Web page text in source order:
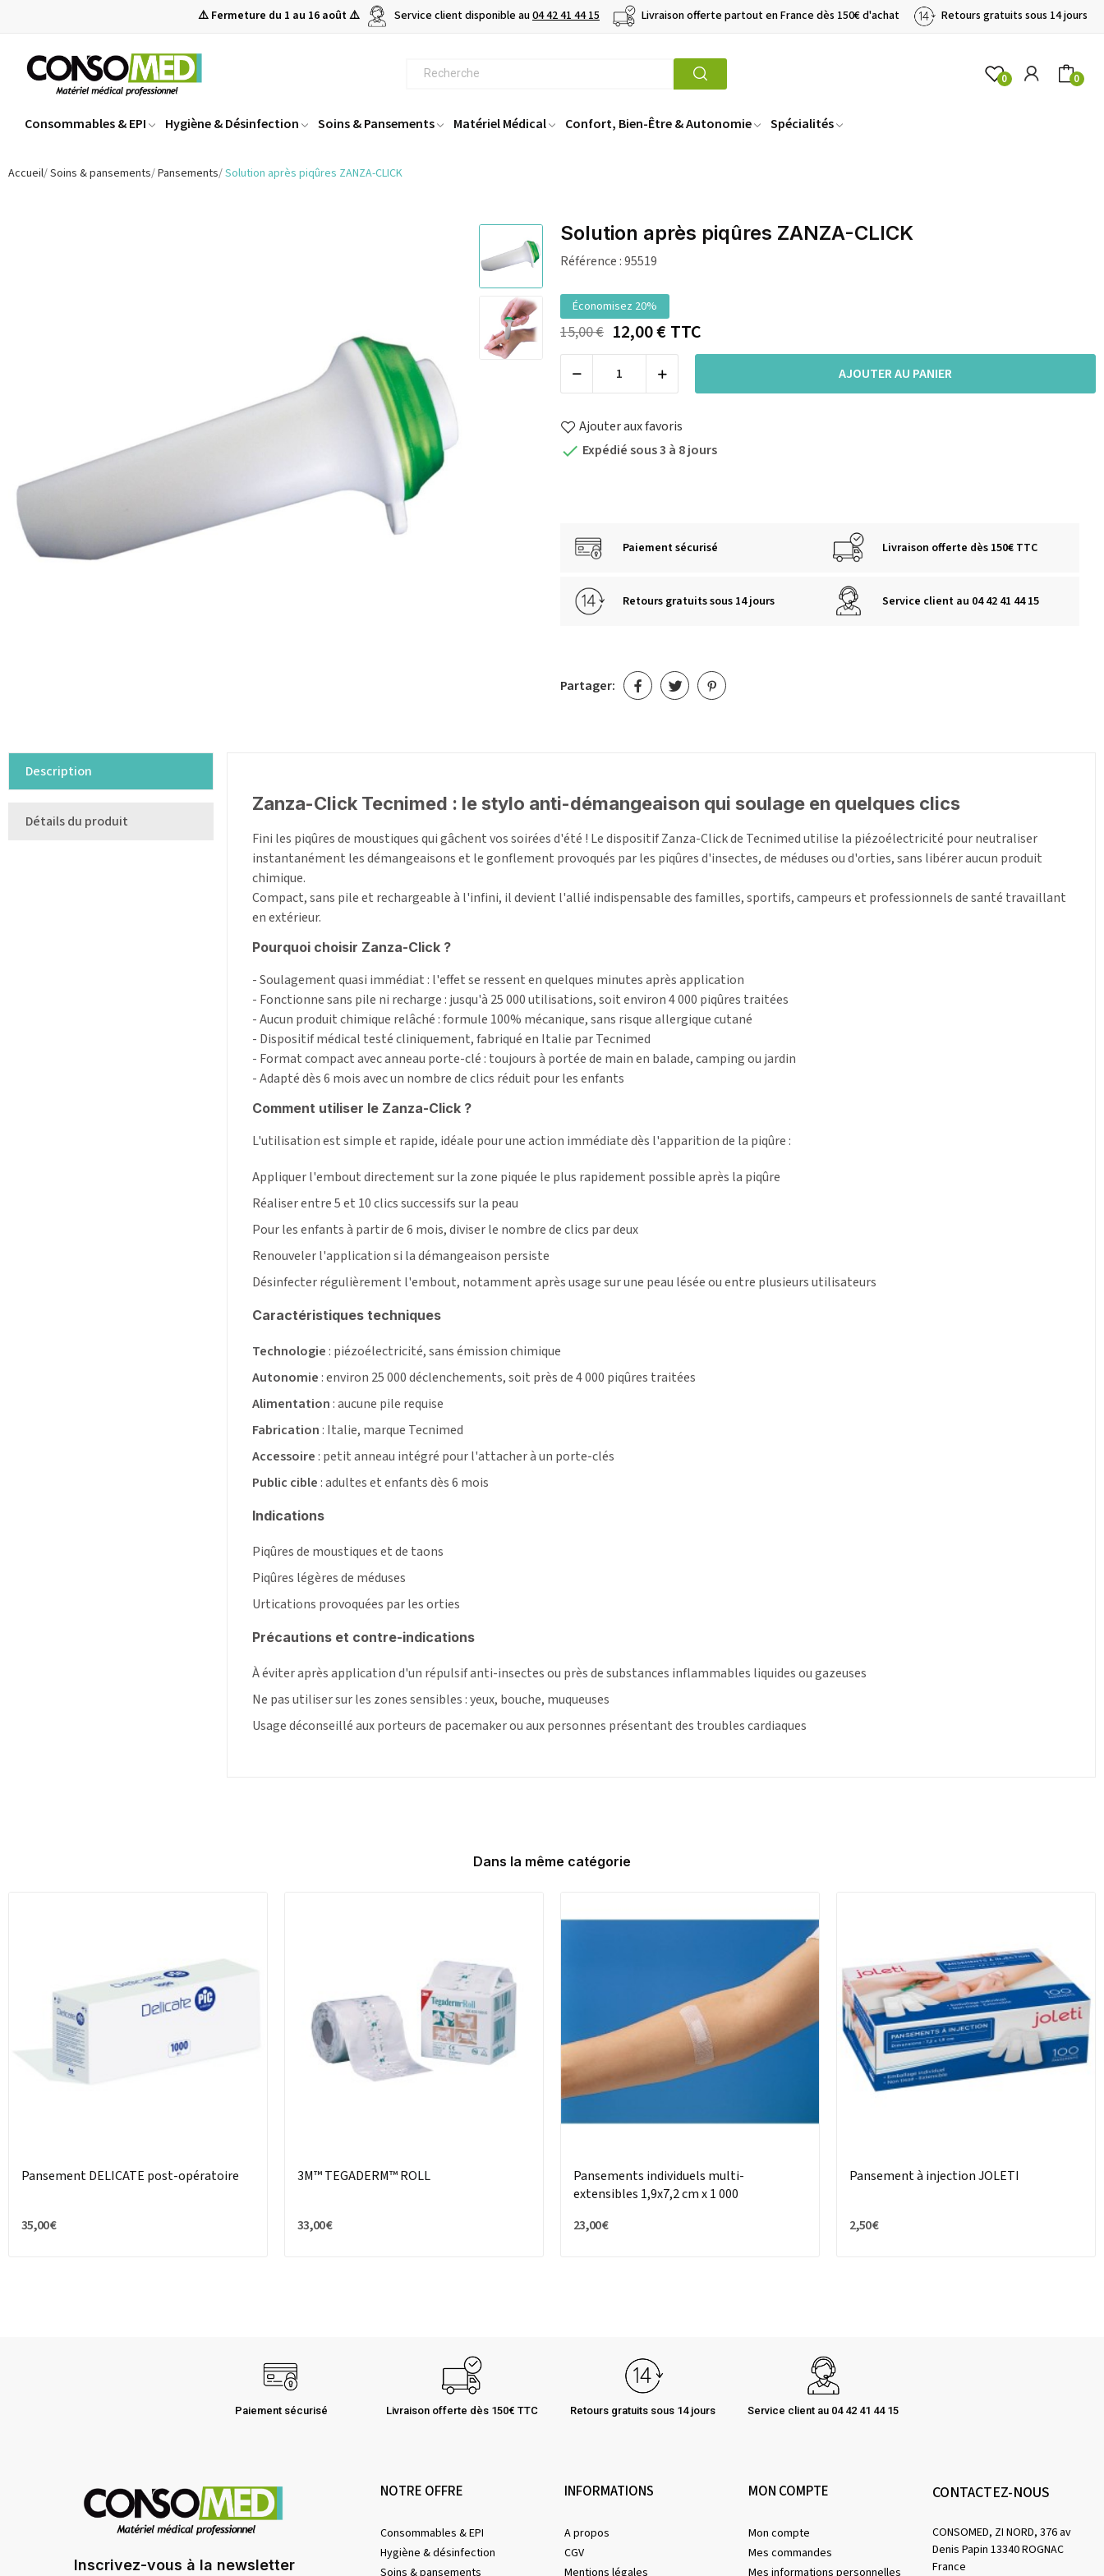
⚠️ Fermeture du 1 au 16 août ⚠️ Service client disponible au04 42 41 44 15 Livraison offerte partout en France dès 150€ d'achat Retours gratuits sous 14 jours
0 0
Consommables & EPI Hygiène & Désinfection Soins & Pansements Matériel Médical Confort, Bien-Être & Autonomie Spécialités
Accueil Soins & pansements Pansements Solution après piqûres ZANZA-CLICK
Solution après piqûres ZANZA-CLICK
Référence :95519
Économisez 20%
15,00 € 12,00 €TTC
AJOUTER AU PANIER
Ajouter aux favoris
 Expédié sous 3 à 8 jours
Paiement sécurisé Livraison offerte dès 150€ TTC
Retours gratuits sous 14 jours Service client au 04 42 41 44 15
Partager:
Description
Détails du produit
Zanza-Click Tecnimed : le stylo anti-démangeaison qui soulage en quelques clics
Fini les piqûres de moustiques qui gâchent vos soirées d'été ! Le dispositif Zanza-Click de Tecnimed utilise la piézoélectricité pour neutraliser
instantanément les démangeaisons et le gonflement provoqués par les piqûres d'insectes, de méduses ou d'orties, sans libérer aucun produit
chimique.
Compact, sans pile et rechargeable à l'infini, il devient l'allié indispensable des familles, sportifs, campeurs et professionnels de santé travaillant
en extérieur.
Pourquoi choisir Zanza-Click ?
- Soulagement quasi immédiat : l'effet se ressent en quelques minutes après application
- Fonctionne sans pile ni recharge : jusqu'à 25 000 utilisations, soit environ 4 000 piqûres traitées
- Aucun produit chimique relâché : formule 100% mécanique, sans risque allergique cutané
- Dispositif médical testé cliniquement, fabriqué en Italie par Tecnimed
- Format compact avec anneau porte-clé : toujours à portée de main en balade, camping ou jardin
- Adapté dès 6 mois avec un nombre de clics réduit pour les enfants
Comment utiliser le Zanza-Click ?
L'utilisation est simple et rapide, idéale pour une action immédiate dès l'apparition de la piqûre :
Appliquer l'embout directement sur la zone piquée le plus rapidement possible après la piqûre
Réaliser entre 5 et 10 clics successifs sur la peau
Pour les enfants à partir de 6 mois, diviser le nombre de clics par deux
Renouveler l'application si la démangeaison persiste
Désinfecter régulièrement l'embout, notamment après usage sur une peau lésée ou entre plusieurs utilisateurs
Caractéristiques techniques
Technologie : piézoélectricité, sans émission chimique
Autonomie : environ 25 000 déclenchements, soit près de 4 000 piqûres traitées
Alimentation : aucune pile requise
Fabrication : Italie, marque Tecnimed
Accessoire : petit anneau intégré pour l'attacher à un porte-clés
Public cible : adultes et enfants dès 6 mois
Indications
Piqûres de moustiques et de taons
Piqûres légères de méduses
Urtications provoquées par les orties
Précautions et contre-indications
À éviter après application d'un répulsif anti-insectes ou près de substances inflammables liquides ou gazeuses
Ne pas utiliser sur les zones sensibles : yeux, bouche, muqueuses
Usage déconseillé aux porteurs de pacemaker ou aux personnes présentant des troubles cardiaques
Dans la même catégorie
Pansement DELICATE post-opératoire
35,00 €
3M™ TEGADERM™ ROLL
33,00 €
Pansements individuels multi-
extensibles 1,9x7,2 cm x 1 000
23,00 €
Pansement à injection JOLETI
2,50 €
Paiement sécurisé Livraison offerte dès 150€ TTC Retours gratuits sous 14 jours Service client au 04 42 41 44 15
Inscrivez-vous à la newsletter
NOTRE OFFRE
Consommables & EPI
Hygiène & désinfection
INFORMATIONS
A propos
CGV
MON COMPTE
Mon compte
Mes commandes
CONTACTEZ-NOUS
CONSOMED, ZI NORD, 376 av
Denis Papin 13340 ROGNAC
France